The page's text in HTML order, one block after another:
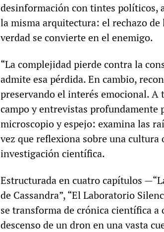
desinformación con tintes políticos,
la misma arquitectura: el rechazo
verdad se convierte en el enemigo.
“La complejidad pierde contra la
admite esa pérdida. En cambio,
preservando el interés emocional.
campo y entrevistas profundamente
microscopio y espejo: examina las
vez que reflexiona sobre una
investigación científica.
Estructurada en cuatro capítulos
de Cassandra”, “El Laboratorio
se transforma de crónica científica
descenso de un dron en una vasta